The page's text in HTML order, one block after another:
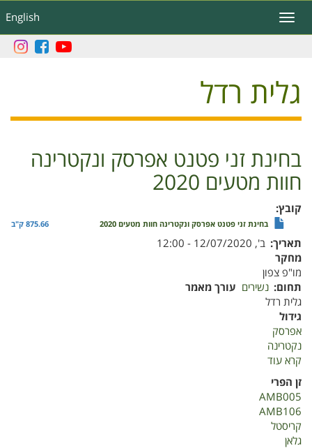
לתוכן
העיקרי
English
Toggle
navigation
גלית רדל
בחינת זני פטנט אפרסק ונקטרינה
חוות מטעים 2020
קובץ
בחינת זני פטנט אפרסק ונקטרינה חוות מטעים 2020 875.66 ק"ב
תאריך ב', 12/07/2020 - 12:00
מחקר
מו"פ צפון
תחום נשירים עורך מאמר
גלית רדל
גידול
אפרסק
נקטרינה
קרא עוד
זני
פטנט
אפרסק
זן הפרי
AMB005
AMB106
קריסטל
גלאן